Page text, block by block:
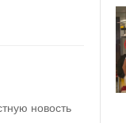
новость